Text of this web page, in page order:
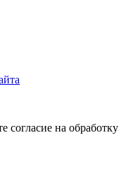
согласие на обработку